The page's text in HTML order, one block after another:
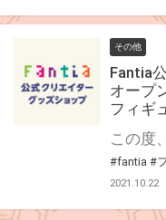
その他
Fantia
オープ
フィギ
#fantia #
2021.10.22